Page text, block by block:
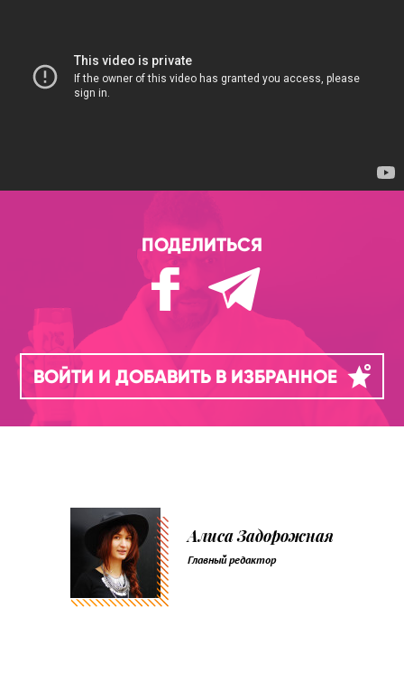
ПОДЕЛИТЬСЯ
ВОЙТИ И ДОБАВИТЬ В ИЗБРАННОЕ
Алиса Задорожная
Главный редактор